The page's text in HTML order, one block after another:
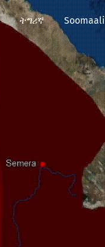
ትግሪኛ Soomaali